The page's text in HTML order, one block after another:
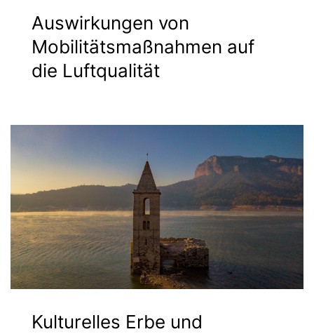
Auswirkungen von
Mobilitätsmaßnahmen auf
die Luftqualität
Kulturelles Erbe und